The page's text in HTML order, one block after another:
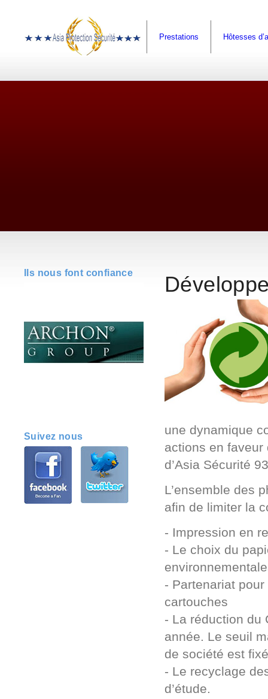
Prestations Hôtesses
Ils nous font confiance
Suivez nous
une dynamique
actions en faveur
d’Asia Sécurité
L’ensemble des
afin de limiter la
- Impression en
- Le choix du
- Partenariat
cartouches
- La réduction du
année. Le seuil
de société est
- Le recyclage
d’étude.